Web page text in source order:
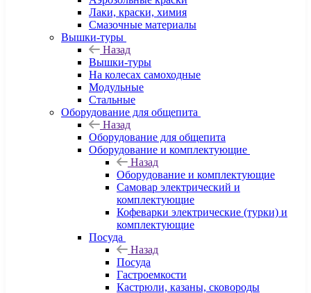
Лаки, краски, химия
Смазочные материалы
Вышки-туры
Назад
Вышки-туры
На колесах самоходные
Модульные
Стальные
Оборудование для общепита
Назад
Оборудование для общепита
Оборудование и комплектующие
Назад
Оборудование и комплектующие
Самовар электрический и
комплектующие
Кофеварки электрические (турки) и
комплектующие
Посуда
Назад
Посуда
Гастроемкости
Кастрюли, казаны, сковороды